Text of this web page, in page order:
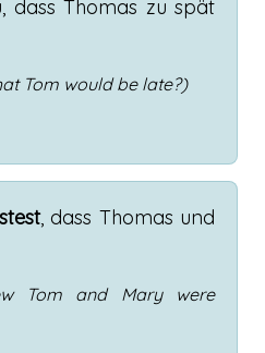
, dass Thomas zu spät
Tom would be late?)
, dass Thomas und
Tom and Mary were